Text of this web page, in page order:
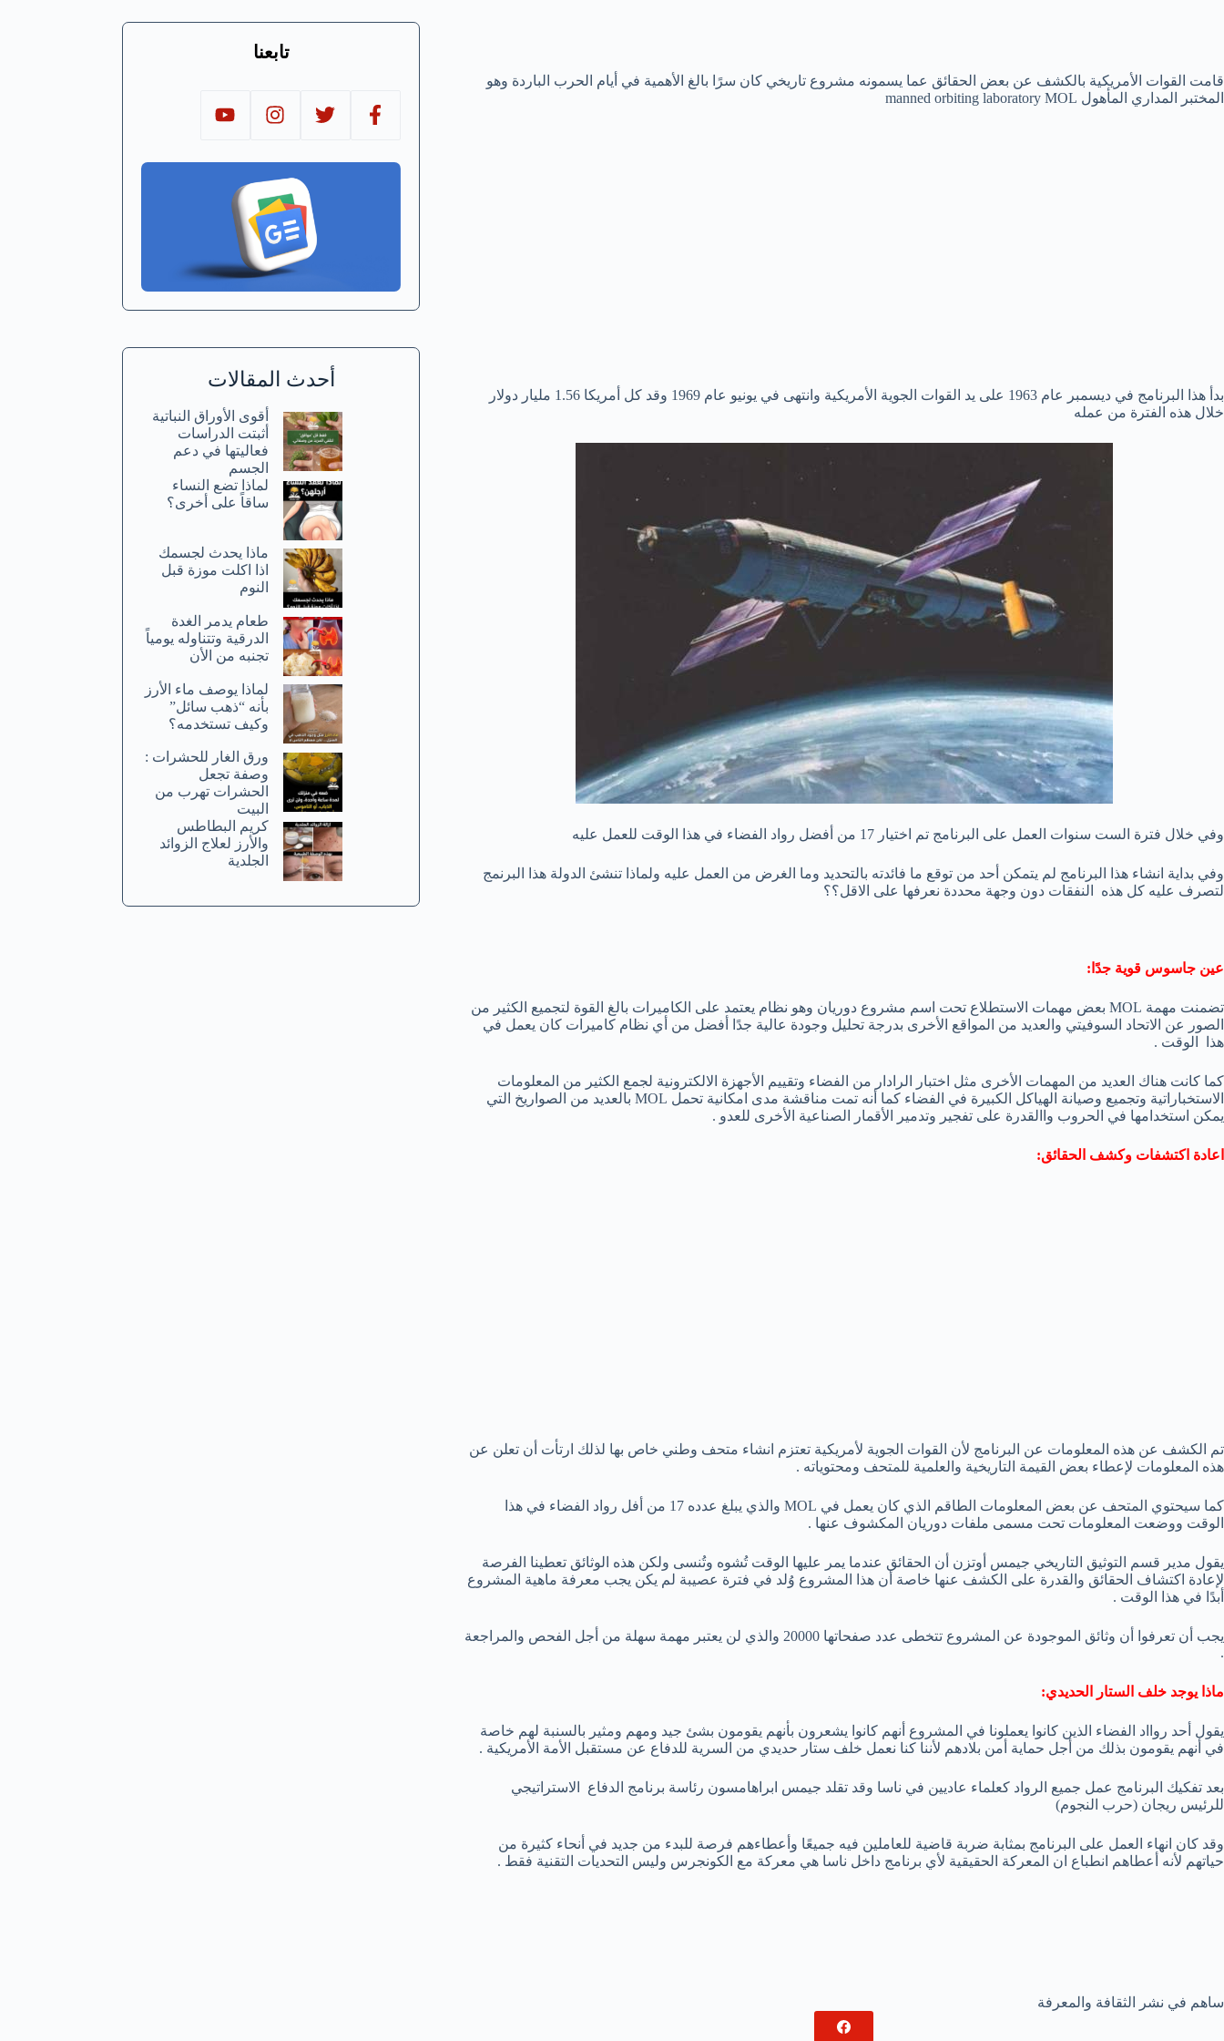
قامت القوات الأمريكية بالكشف عن بعض الحقائق عما يسمونه مشروع تاريخي كان سرًا بالغ الأهمية في أيام الحرب الباردة وهو
المختبر المداري المأهول manned orbiting laboratory MOL
بدأ هذا البرنامج في ديسمبر عام 1963 على يد القوات الجوية الأمريكية وانتهى في يونيو عام 1969 وقد كل أمريكا 1.56 مليار دولار
خلال هذه الفترة من عمله
وفي خلال فترة الست سنوات العمل على البرنامج تم اختيار 17 من أفضل رواد الفضاء في هذا الوقت للعمل عليه
وفي بداية انشاء هذا البرنامج لم يتمكن أحد من توقع ما فائدته بالتحديد وما الغرض من العمل عليه ولماذا تنشئ الدولة هذا البرنمج
لتصرف عليه كل هذه النفقات دون وجهة محددة نعرفها على الاقل؟؟
عين جاسوس قوية جدًا:
تضمنت مهمة MOL بعض مهمات الاستطلاع تحت اسم مشروع دوريان وهو نظام يعتمد على الكاميرات بالغ القوة لتجميع الكثير من
الصور عن الاتحاد السوفيتي والعديد من المواقع الأخرى بدرجة تحليل وجودة عالية جدًا أفضل من أي نظام كاميرات كان يعمل في
هذا الوقت .
كما كانت هناك العديد من المهمات الأخرى مثل اختبار الرادار من الفضاء وتقييم الأجهزة الالكترونية لجمع الكثير من المعلومات
الاستخباراتية وتجميع وصيانة الهياكل الكبيرة في الفضاء كما أنه تمت مناقشة مدى امكانية تحمل MOL بالعديد من الصواريخ التي
يمكن استخدامها في الحروب واالقدرة على تفجير وتدمير الأقمار الصناعية الأخرى للعدو .
اعادة اكتشفات وكشف الحقائق:
تم الكشف عن هذه المعلومات عن البرنامج لأن القوات الجوية لأمريكية تعتزم انشاء متحف وطني خاص بها لذلك ارتأت أن تعلن عن
هذه المعلومات لإعطاء بعض القيمة التاريخية والعلمية للمتحف ومحتوياته .
كما سيحتوي المتحف عن بعض المعلومات الطاقم الذي كان يعمل في MOL والذي يبلغ عدده 17 من أفل رواد الفضاء في هذا
الوقت ووضعت المعلومات تحت مسمى ملفات دوريان المكشوف عنها .
يقول مدير قسم التوثيق التاريخي جيمس أوتزن أن الحقائق عندما يمر عليها الوقت تُشوه وتُنسى ولكن هذه الوثائق تعطينا الفرصة
لإعادة اكتشاف الحقائق والقدرة على الكشف عنها خاصة أن هذا المشروع وُلد في فترة عصيبة لم يكن يجب معرفة ماهية المشروع
أبدًا في هذا الوقت .
يجب أن تعرفوا أن وثائق الموجودة عن المشروع تتخطى عدد صفحاتها 20000 والذي لن يعتبر مهمة سهلة من أجل الفحص والمراجعة
.
ماذا يوجد خلف الستار الحديدي:
يقول أحد روااد الفضاء الذين كانوا يعملونا في المشروع أنهم كانوا يشعرون بأنهم يقومون بشئ جيد ومهم ومثير بالسنبة لهم خاصة
في أنهم يقومون بذلك من أجل حماية أمن بلادهم لأننا كنا نعمل خلف ستار حديدي من السرية للدفاع عن مستقبل الأمة الأمريكية .
بعد تفكيك البرنامج عمل جميع الرواد كعلماء عاديين في ناسا وقد تقلد جيمس ابراهامسون رئاسة برنامج الدفاع الاستراتيجي
للرئيس ريجان (حرب النجوم)
وقد كان انهاء العمل على البرنامج بمثابة ضربة قاضية للعاملين فيه جميعًا وأعطاءهم فرصة للبدء من جديد في أنحاء كثيرة من
حياتهم لأنه أعطاهم انطباع ان المعركة الحقيقية لأي برنامج داخل ناسا هي معركة مع الكونجرس وليس التحديات التقنية فقط .
ساهم في نشر الثقافة والمعرفة
تابعنا
أحدث المقالات
أقوى الأوراق النباتية
أثبتت الدراسات
فعاليتها في دعم
الجسم
لماذا تضع النساء
ساقاً على أخرى؟
ماذا يحدث لجسمك
اذا اكلت موزة قبل
النوم
طعام يدمر الغدة
الدرقية وتتناوله يومياً
تجنبه من الأن
لماذا يوصف ماء الأرز
بأنه “ذهب سائل”
وكيف تستخدمه؟
ورق الغار للحشرات :
وصفة تجعل
الحشرات تهرب من
البيت
كريم البطاطس
والأرز لعلاج الزوائد
الجلدية